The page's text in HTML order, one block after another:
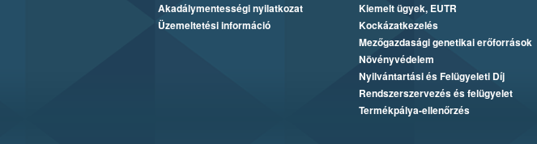
Akadálymentességi nyilatkozat
Üzemeltetési információ
Kiemelt ügyek, EUTR
Kockázatkezelés
Mezőgazdasági genetikai erőforrások
Növényvédelem
Nyilvántartási és Felügyeleti Díj
Rendszerszervezés és felügyelet
Termékpálya-ellenőrzés